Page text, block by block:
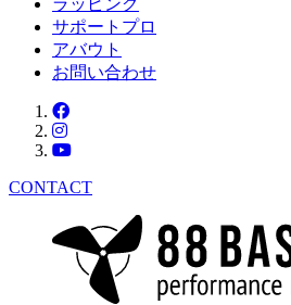
ラッピング
サポートプロ
アバウト
お問い合わせ
CONTACT